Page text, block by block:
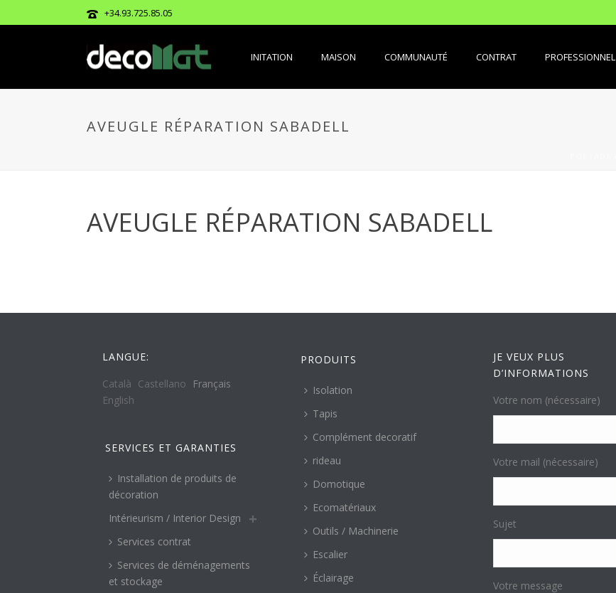
+34.93.725.85.05
INITATION MAISON COMMUNAUTÉ CONTRAT PROFESSIONNEL
AVEUGLE RÉPARATION SABADELL
AVEUGLE RÉPARATION SABADELL
LANGUE:
Català Castellano
Français
English
SERVICES ET GARANTIES
Installation de produits de
décoration
Intérieurism / Interior Design
Services contrat
Services de déménagements
et stockage
PRODUITS
Isolation
Tapis
Complément decoratif
rideau
Domotique
Ecomatériaux
Outils / Machinerie
Escalier
Éclairage
JE VEUX PLUS
D’INFORMATIONS
Votre nom (nécessaire)
Votre mail (nécessaire)
Sujet
Votre message